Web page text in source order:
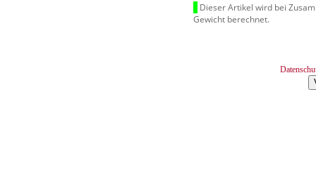
Dieser Artikel wird bei
Gewicht berechnet.